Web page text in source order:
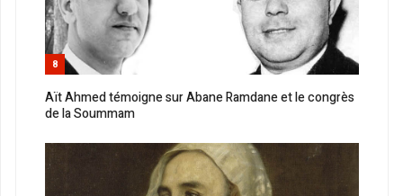
8
Aït Ahmed témoigne sur Abane Ramdane et le congrès
de la Soummam